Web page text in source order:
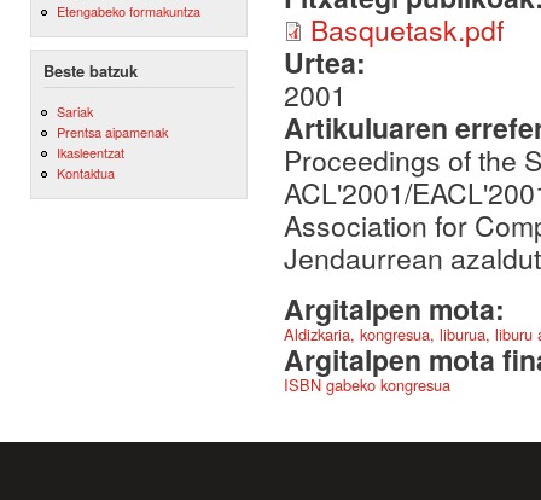
Etengabeko formakuntza
Beste batzuk
Sariak
Prentsa aipamenak
Ikasleentzat
Kontaktua
Basquetask.pdf
Urtea:
2001
Artikuluaren
Proceedings of the
ACL'2001/
Association for
Jendaurrean
Argitalpen mota:
Aldizkaria, kongresua, liburua,
Argitalpen mota
ISBN gabeko kongresua